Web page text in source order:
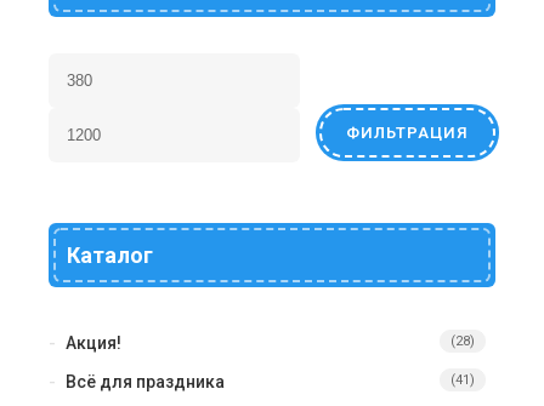
ФИЛЬТРАЦИЯ
Каталог
Акция! (28)
Всё для праздника (41)